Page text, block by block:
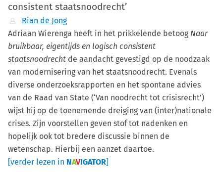
consistent staatsnoodrecht’
Rian de Jong
Adriaan Wierenga heeft in het prikkelende betoog Naar
bruikbaar, eigentijds en logisch consistent
staatsnoodrecht de aandacht gevestigd op de noodzaak
van modernisering van het staatsnoodrecht. Evenals
diverse onderzoeksrapporten en het spontane advies
van de Raad van State (‘Van noodrecht tot crisisrecht’)
wijst hij op de toenemende dreiging van (inter)nationale
crises. Zijn voorstellen geven stof tot nadenken en
hopelijk ook tot bredere discussie binnen de
wetenschap. Hierbij een aanzet daartoe.
[verder lezen in NAVIGATOR]